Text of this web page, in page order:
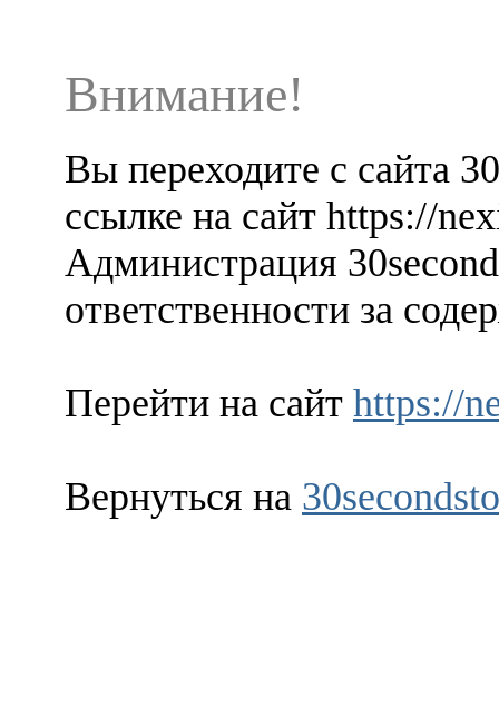
Внимание!
Вы переходите с сайта
ссылке на сайт https://
Администрация
ответственности за
Перейти на сайт https://
Вернуться на